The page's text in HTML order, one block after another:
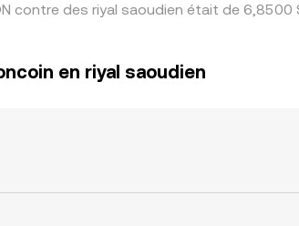
contre des riyal saoudien était de
en riyal saoudien